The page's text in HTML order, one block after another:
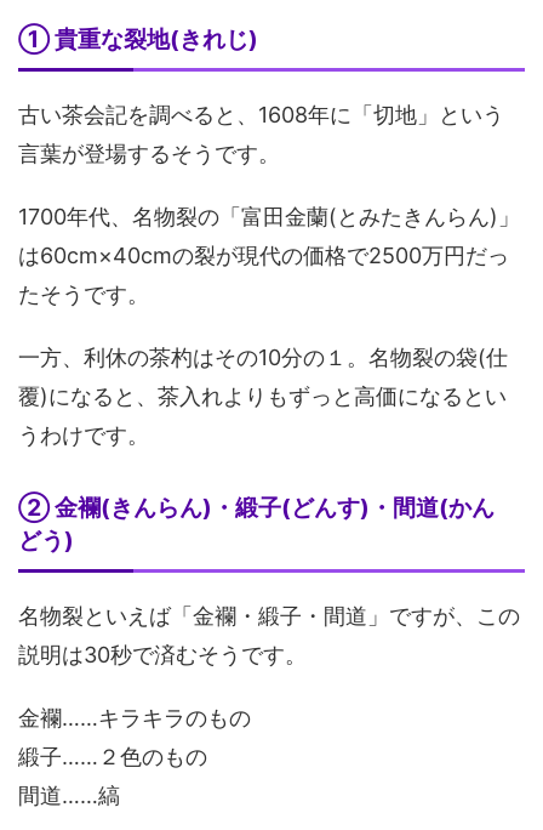
① 貴重な裂地(きれじ)
古い茶会記を調べると、1608年に「切地」という
言葉が登場するそうです。
1700年代、名物裂の「富田金蘭(とみたきんらん)」
は60cm×40cmの裂が現代の価格で2500万円だっ
たそうです。
一方、利休の茶杓はその10分の１。名物裂の袋(仕
覆)になると、茶入れよりもずっと高価になるとい
うわけです。
② 金襴(きんらん)・緞子(どんす)・間道(かん
どう)
名物裂といえば「金襴・緞子・間道」ですが、この
説明は30秒で済むそうです。
金襴……キラキラのもの
緞子……２色のもの
間道……縞